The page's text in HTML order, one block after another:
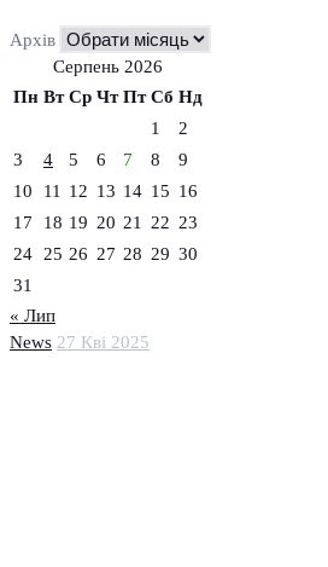
News 27 Кві 2025
Архів
Серпень 2026
Пн Вт Ср Чт Пт Сб Нд
1
2
3
4 5 6 7 8
9
10
11 12 13 14 15 16
17
18 19 20 21 22 23
24
25 26 27 28 29 30
31
« Лип